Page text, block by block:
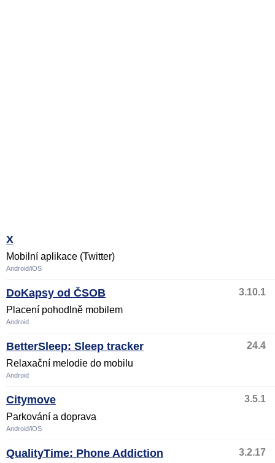
X
Mobilní aplikace (Twitter)
Android/iOS
DoKapsy od ČSOB
3.10.1
Placení pohodlně mobilem
Android
BetterSleep: Sleep tracker
24.4
Relaxační melodie do mobilu
Android
Citymove
3.5.1
Parkování a doprava
Android/iOS
QualityTime: Phone Addiction
3.2.17